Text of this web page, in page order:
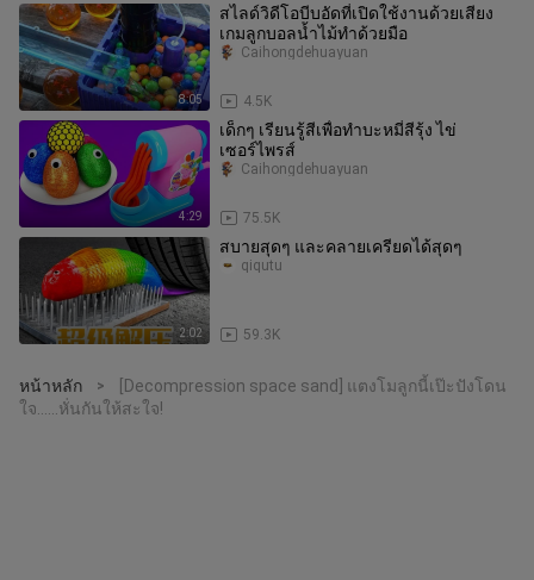
8:05
สไลด์วิดีโอบีบอัดที่เปิดใช้งานด้วยเสียง
เกมลูกบอลน้ำไม้ทำด้วยมือ
4.5K
Caihongdehuayuan
4:29
เด็กๆ เรียนรู้สีเพื่อทำบะหมี่สีรุ้ง ไข่
เซอร์ไพรส์
75.5K
Caihongdehuayuan
2:02
สบายสุดๆ และคลายเครียดได้สุดๆ
59.3K
qiqutu
หน้าหลัก >
[Decompression space sand] แตงโมลูกนี้เป๊ะปังโดน
ใจ......หั่นกันให้สะใจ!